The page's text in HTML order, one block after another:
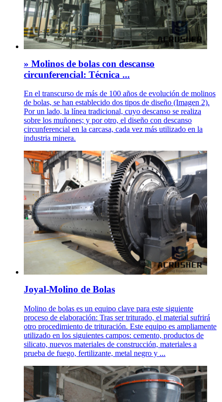
» Molinos de bolas con descanso
circunferencial: Técnica ...
En el transcurso de más de 100 años de evolución de molinos
de bolas, se han establecido dos tipos de diseño (Imagen 2).
Por un lado, la línea tradicional, cuyo descanso se realiza
sobre los muñones; y por otro, el diseño con descanso
circunferencial en la carcasa, cada vez más utilizado en la
industria minera.
Joyal-Molino de Bolas
Molino de bolas es un equipo clave para este siguiente
proceso de elaboración: Tras ser triturado, el material sufrirá
otro procedimiento de trituración. Este equipo es ampliamente
utilizado en los siguientes campos: cemento, productos de
silicato, nuevos materiales de construcción, materiales a
prueba de fuego, fertilizante, metal negro y ...